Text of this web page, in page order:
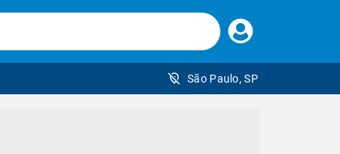
Faça
seu
São Paulo, SP